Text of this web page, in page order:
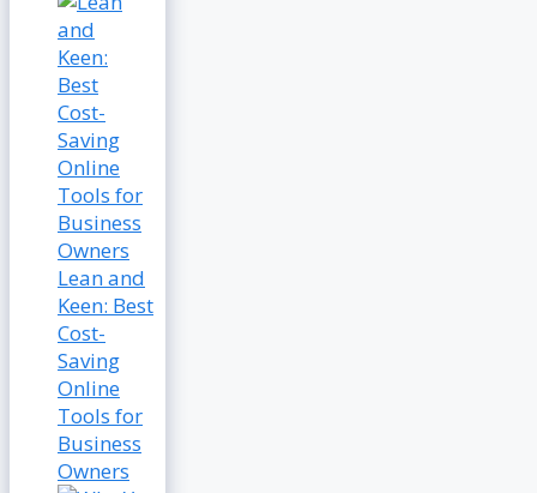
Lean and
Keen: Best
Cost-
Saving
Online
Tools for
Business
Owners